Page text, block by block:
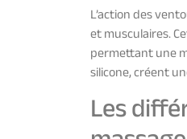
L’action des
et musculaires.
permettant une
silicone, créent
Les